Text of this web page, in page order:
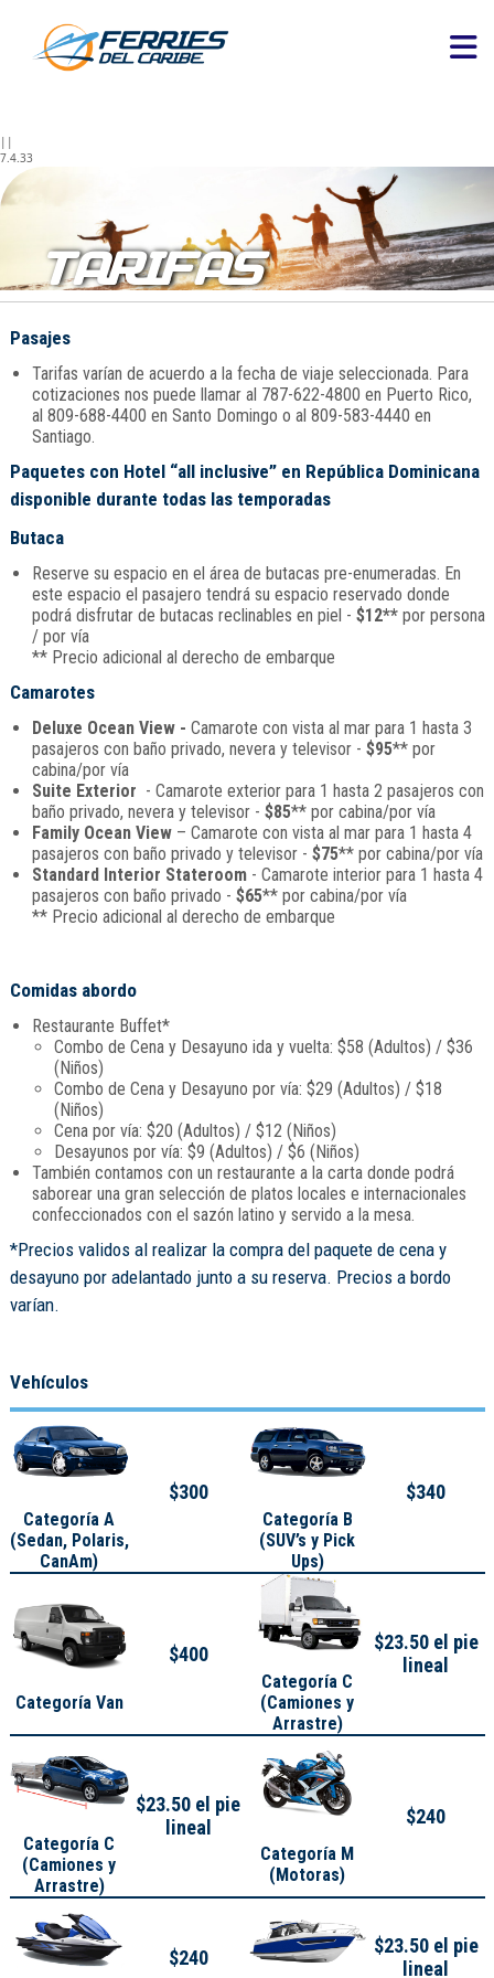
||
7.4.33
TARIFAS
Pasajes
Tarifas varían de acuerdo a la fecha de viaje seleccionada. Para
cotizaciones nos puede llamar al 787-622-4800 en Puerto Rico,
al 809-688-4400 en Santo Domingo o al 809-583-4440 en
Santiago.
Paquetes con Hotel “all inclusive” en República Dominicana
disponible durante todas las temporadas
Butaca
Reserve su espacio en el área de butacas pre-enumeradas. En
este espacio el pasajero tendrá su espacio reservado donde
podrá disfrutar de butacas reclinables en piel - $12**por persona
/ por vía
** Precio adicional al derecho de embarque
Camarotes
Deluxe Ocean View - Camarote con vista al mar para 1 hasta 3
pasajeros con baño privado, nevera y televisor - $95** por
cabina/por vía
Suite Exterior - Camarote exterior para 1 hasta 2 pasajeros con
baño privado, nevera y televisor - $85** por cabina/por vía
Family Ocean View– Camarote con vista al mar para 1 hasta 4
pasajeros con baño privado y televisor - $75** por cabina/por vía
Standard Interior Stateroom- Camarote interior para 1 hasta 4
pasajeros con baño privado - $65** por cabina/por vía
** Precio adicional al derecho de embarque
Comidas abordo
Restaurante Buffet*
Combo de Cena y Desayuno ida y vuelta: $58 (Adultos) / $36
(Niños)
Combo de Cena y Desayuno por vía: $29 (Adultos) / $18
(Niños)
Cena por vía: $20 (Adultos) / $12 (Niños)
Desayunos por vía: $9 (Adultos) / $6 (Niños)
También contamos con un restaurante a la carta donde podrá
saborear una gran selección de platos locales e internacionales
confeccionados con el sazón latino y servido a la mesa.
*Precios validos al realizar la compra del paquete de cena y
desayuno por adelantado junto a su reserva. Precios a bordo
varían.
Vehículos
Categoría A
(Sedan, Polaris,
CanAm)
$300
Categoría B
(SUV’s y Pick
Ups)
$340
Categoría Van
$400
Categoría C
(Camiones y
Arrastre)
$23.50 el pie
lineal
Categoría C
(Camiones y
Arrastre)
$23.50 el pie
lineal
Categoría M
(Motoras)
$240
$240
$23.50 el pie
lineal